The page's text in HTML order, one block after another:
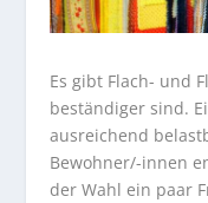
Es gibt Flach- und
beständiger sind.
ausreichend
Bewohner/-innen
der Wahl ein paar